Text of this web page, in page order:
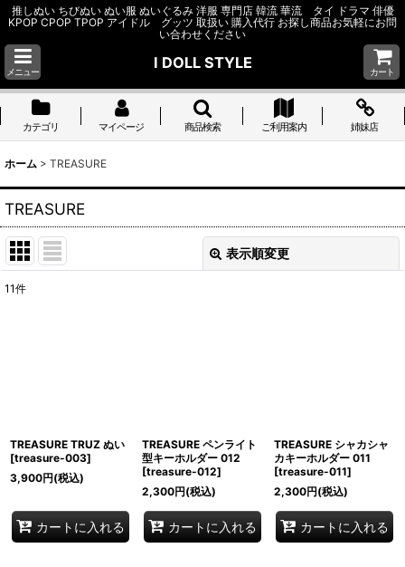
推しぬい ちびぬい ぬい服 ぬいぐるみ 洋服 専門店 韓流 華流 タイ ドラマ 俳優
KPOP CPOP TPOP アイドル グッツ 取扱い 購入代行 お探し商品お気軽にお問
い合わせください
メニュー
I DOLL STYLE
カート
カテゴリ マイページ 商品検索 ご利用案内 姉妹店
ホーム > TREASURE
TREASURE
表示順変更
絞り込む
11件
TREASURE TRUZ ぬい
[treasure-003]
3,900円(税込)
カートに入れる
TREASURE ペンライト
型キーホルダー 012
[treasure-012]
2,300円(税込)
カートに入れる
TREASURE シャカシャ
カキーホルダー 011
[treasure-011]
2,300円(税込)
カートに入れる